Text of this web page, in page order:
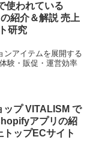
使われている
紹介＆解説 売上
研究
ンアイテムを展開する
験・販促・運営効率
ップ VITALISM で
アプリの紹
ップECサイト